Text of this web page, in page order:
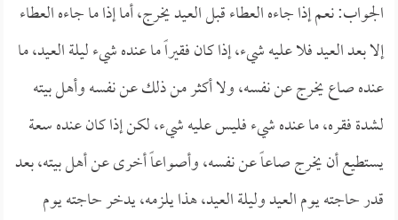
الجواب: نعم إذا جاءه العطاء قبل العيد يخرج، أما إذا ما جاءه العطاء
إلا بعد العيد فلا عليه شيء، إذا كان فقيراً ما عنده شيء ليلة العيد، ما
عنده صاع يخرج عن نفسه، ولا أكثر من ذلك عن نفسه وأهل بيته
لشدة فقره، ما عنده شيء فليس عليه شيء، لكن إذا كان عنده سعة
يستطيع أن يخرج صاعاً عن نفسه، وأصواعاً أخرى عن أهل بيته، بعد
قدر حاجته يوم العيد وليلة العيد، هذا يلزمه، يدخر حاجته يوم